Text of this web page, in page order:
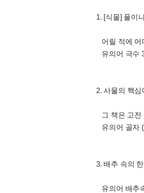
1. [식물] 풀이
어릴 적에 어
유의어 극수
2. 사물의 핵
그 책은 고전
유의어 골자
3. 배추 속의
유의어 배추